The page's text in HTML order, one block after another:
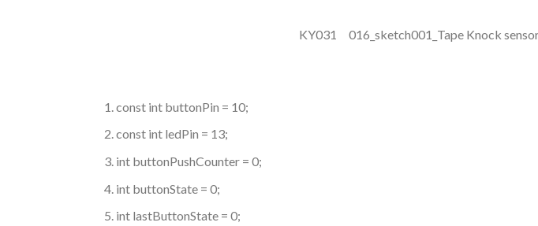
const int buttonPin = 10;
const int ledPin = 13;
int buttonPushCounter = 0;
int buttonState = 0;
int lastButtonState = 0;